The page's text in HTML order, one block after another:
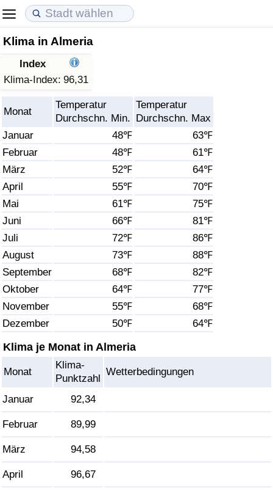
Klima in Almeria
Index
Klima-Index: 96,31
Monat
Temperatur
Durchschn. Min.
Temperatur
Durchschn. Max
Januar
48℉
63℉
Februar
48℉
61℉
März
52℉
64℉
April
55℉
70℉
Mai
61℉
75℉
Juni
66℉
81℉
Juli
72℉
86℉
August
73℉
88℉
September
68℉
82℉
Oktober
64℉
77℉
November
55℉
68℉
Dezember
50℉ 64℉
Klima je Monat in Almeria
Monat
Klima-
Punktzahl
Wetterbedingungen
Januar 92,34
Februar 89,99
März 94,58
April 96,67
Lebenshaltungskosten
Lebenshaltungskosten-Index (aktuell)
Lebenshaltungskosten-Index
Lebenshaltungskosten-Index nach Land
in Akaba
Immobilienpreise
Immobilienpreis-Index (aktuell)
Immobilienpreis-Index
Immobilienpreis-Index nach Land
Lebensqualität
Lebensqualität-Index
Lebensqualität-Index (aktuell)
Lebensqualitätsindex nach Land
Kriminalität
Kriminalitäts-Index (aktuell)
Kriminalitäts-Index
Kriminalitätsindex nach Land
Gesundheitsversorgung
Gesundheitsversorgungs-Index (aktuell)
Umweltverschmutzung
Umweltverschmutzungs-Index (aktuell)
Verschmutzungsindex